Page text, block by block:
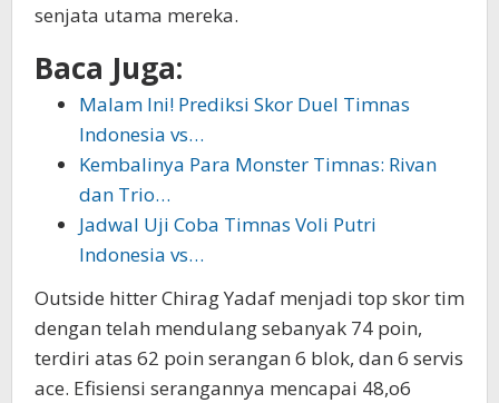
senjata utama mereka.
Baca Juga:
Malam Ini! Prediksi Skor Duel Timnas
Indonesia vs…
Kembalinya Para Monster Timnas: Rivan
dan Trio…
Jadwal Uji Coba Timnas Voli Putri
Indonesia vs…
Outside hitter Chirag Yadaf menjadi top skor tim
dengan telah mendulang sebanyak 74 poin,
terdiri atas 62 poin serangan 6 blok, dan 6 servis
ace. Efisiensi serangannya mencapai 48,o6